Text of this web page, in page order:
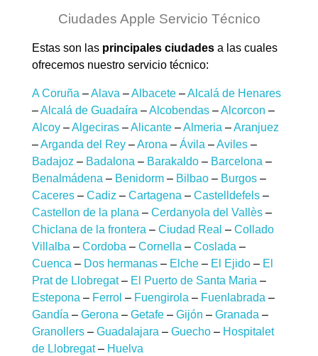
Ciudades Apple Servicio Técnico
Estas son las principales ciudades a las cuales
ofrecemos nuestro servicio técnico:
A Coruña –Alava –Albacete –Alcalá de Henares
–Alcalá de Guadaíra –Alcobendas –Alcorcon –
Alcoy –Algeciras –Alicante –Almeria –Aranjuez
–Arganda del Rey –Arona – Ávila –Aviles –
Badajoz – Badalona – Barakaldo – Barcelona –
Benalmádena – Benidorm – Bilbao – Burgos –
Caceres – Cadiz – Cartagena – Castelldefels –
Castellon de la plana – Cerdanyola del Vallès –
Chiclana de la frontera – Ciudad Real – Collado
Villalba – Cordoba – Cornella – Coslada –
Cuenca – Dos hermanas – Elche – El Ejido – El
Prat de Llobregat– El Puerto de Santa Maria –
Estepona – Ferrol – Fuengirola – Fuenlabrada –
Gandía – Gerona – Getafe – Gijón – Granada –
Granollers – Guadalajara – Guecho – Hospitalet
de Llobregat– Huelva